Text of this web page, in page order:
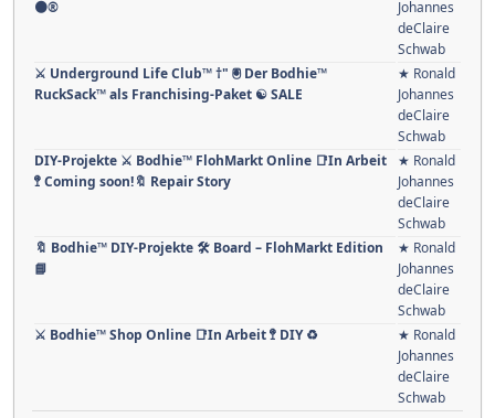
🟤®️
Johannes
deClaire
Schwab
⚔ Underground Life Club™ †" 🖲 Der Bodhie™
RuckSack™ als Franchising-Paket ☯ SALE
★ Ronald
Johannes
deClaire
Schwab
DIY-Projekte ⚔ Bodhie™ FlohMarkt Online 📑In Arbeit
🚏 Coming soon!🔖 Repair Story
★ Ronald
Johannes
deClaire
Schwab
🔖 Bodhie™ DIY-Projekte 🛠️ Board – FlohMarkt Edition
📘
★ Ronald
Johannes
deClaire
Schwab
⚔ Bodhie™ Shop Online 📑In Arbeit 🚏 DIY ♻
★ Ronald
Johannes
deClaire
Schwab